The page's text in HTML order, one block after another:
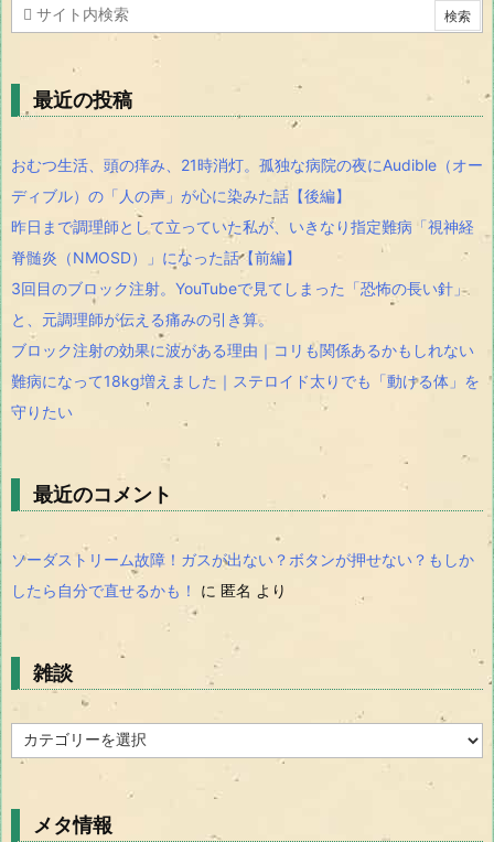
最近の投稿
おむつ生活、頭の痒み、21時消灯。孤独な病院の夜にAudible（オー
ディブル）の「人の声」が心に染みた話【後編】
昨日まで調理師として立っていた私が、いきなり指定難病「視神経
脊髄炎（NMOSD）」になった話【前編】
3回目のブロック注射。YouTubeで見てしまった「恐怖の長い針」
と、元調理師が伝える痛みの引き算。
ブロック注射の効果に波がある理由｜コリも関係あるかもしれない
難病になって18kg増えました｜ステロイド太りでも「動ける体」を
守りたい
最近のコメント
ソーダストリーム故障！ガスが出ない？ボタンが押せない？もしか
したら自分で直せるかも！
に 匿名 より
雑談
談
メタ情報